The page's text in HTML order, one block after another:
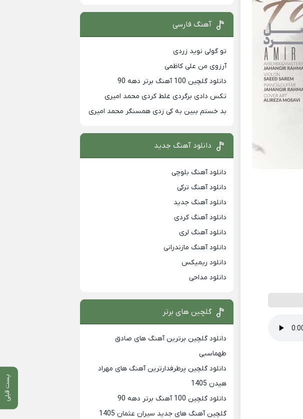
پست قبلی
آهنگ فارسی
تو گولی نوید زردی
آرزوی من علی کاظمی
دانلود گلچین 100 آهنگ برتر دهه 90
تکس دادی برگردی غلط کردی محمد امیری
بد خستم ببین به کی زدی همسنگر محمد امیری
دانلود آهنگ جدید
دانلود آهنگ بلوچی
دانلود آهنگ ترکی
دانلود آهنگ جدید
دانلود آهنگ کردی
دانلود آهنگ لری
دانلود آهنگ مازندرانی
دانلود ریمیکس
دانلود مداحی
گلچین های برتر
دانلود گلچین برترین آهنگ های صادق
طهماسبی
دانلود گلچین پرطرفدارترین آهنگ های مهراد
هیدن 1405
دانلود گلچین 100 آهنگ برتر دهه 90
گلچین آهنگ های جدید سیران عثمان 1405